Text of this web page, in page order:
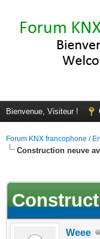
Bienvenue, Visiteur !
Forum KNX francophone /
Construction neuve
Weee